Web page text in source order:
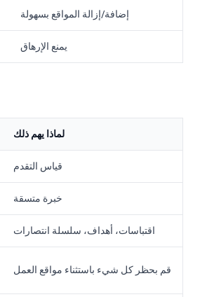
إضافة/إزالة المواقع بسهولة
يمنع الإرهاق
لماذا يهم ذلك
قياس التقدم
خبرة متسقة
اقتباسات، أهداف، سلسلة انتصارات
قم بحظر كل شيء باستثناء مواقع العمل